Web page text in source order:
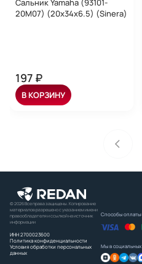
Сальник Yamaha (93101-
20M07) (20x34x6.5) (Sinera)
197 ₽
В КОРЗИНУ
© 2026 Все права защищены. Копирование
материалов разрешено с указанием имени
правообладателя и ссылкой на источник
информации
ИНН 2700023600
Политика конфиденциальности
Условия обработки персональных
данных
Способы оплаты:
Мы в социальных